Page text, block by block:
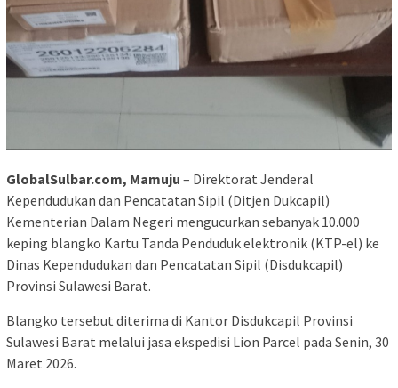
GlobalSulbar.com, Mamuju – Direktorat Jenderal
Kependudukan dan Pencatatan Sipil (Ditjen Dukcapil)
Kementerian Dalam Negeri mengucurkan sebanyak 10.000
keping blangko Kartu Tanda Penduduk elektronik (KTP-el) ke
Dinas Kependudukan dan Pencatatan Sipil (Disdukcapil)
Provinsi Sulawesi Barat.
Blangko tersebut diterima di Kantor Disdukcapil Provinsi
Sulawesi Barat melalui jasa ekspedisi Lion Parcel pada Senin, 30
Maret 2026.